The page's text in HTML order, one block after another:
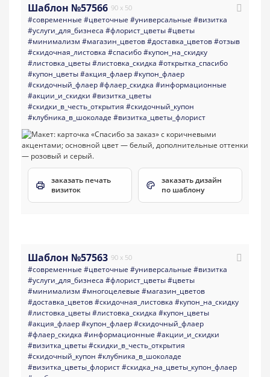
Шаблон №57566 90 x 50
#современные #цветочные #универсальные #визитка
#услуги_для_бизнеса #флорист_цветы#цветы
#минимализм #магазин_цветов#доставка_цветов#отзыв
#скидочная_листовка #спасибо#купон_на_скидку
#листовка_цветы#листовка_скидка #открытка_спасибо
#купон_цветы#акция_флаер#купон_флаер
#скидочный_флаер#флаер_скидка #информационные
#акции_и_скидки #визитка_цветы
#скидки_в_честь_открытия #скидочный_купон
#клубника_в_шоколаде #визитка_цветы_флорист
заказать печать
визиток
заказать дизайн
по шаблону
Шаблон №57563 90 x 50
#современные #цветочные #универсальные #визитка
#услуги_для_бизнеса #флорист_цветы#цветы
#минимализм #многоцелевые #магазин_цветов
#доставка_цветов#скидочная_листовка #купон_на_скидку
#листовка_цветы#листовка_скидка #купон_цветы
#акция_флаер#купон_флаер#скидочный_флаер
#флаер_скидка #информационные #акции_и_скидки
#визитка_цветы#скидки_в_честь_открытия
#скидочный_купон #клубника_в_шоколаде
#визитка_цветы_флорист#скидка_на_цветы_купон_флаер